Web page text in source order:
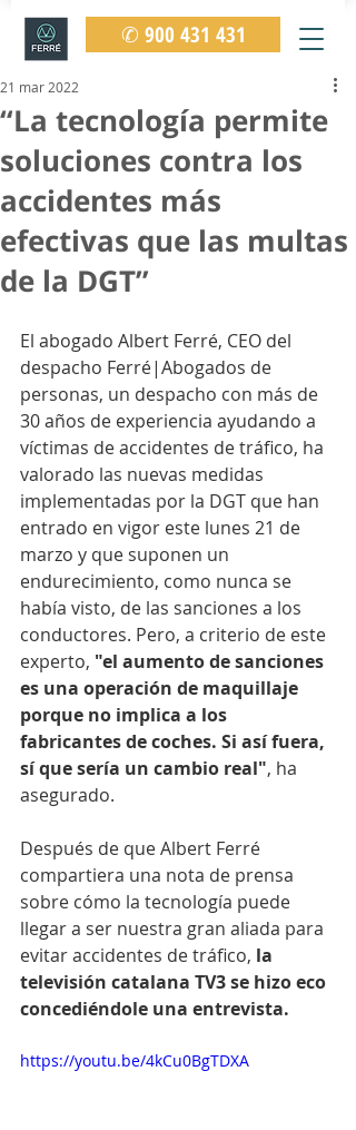
✆ 900 431 431
“La tecnología permite
soluciones contra los
accidentes más
efectivas que las multas
de la DGT”
21 mar 2022
El abogado Albert Ferré, CEO del
despacho Ferré|Abogados de
personas, un despacho con más de
30 años de experiencia ayudando a
víctimas de accidentes de tráfico, ha
valorado las nuevas medidas
implementadas por la DGT que han
entrado en vigor este lunes 21 de
marzo y que suponen un
endurecimiento, como nunca se
había visto, de las sanciones a los
conductores. Pero, a criterio de este
experto, "el aumento de sanciones
es una operación de maquillaje
porque no implica a los
fabricantes de coches. Si así fuera,
sí que sería un cambio real", ha
asegurado.
Después de que Albert Ferré
compartiera una nota de prensa
sobre cómo la tecnología puede
llegar a ser nuestra gran aliada para
evitar accidentes de tráfico, la
televisión catalana TV3 se hizo eco
concediéndole una entrevista.
https://youtu.be/4kCu0BgTDXA